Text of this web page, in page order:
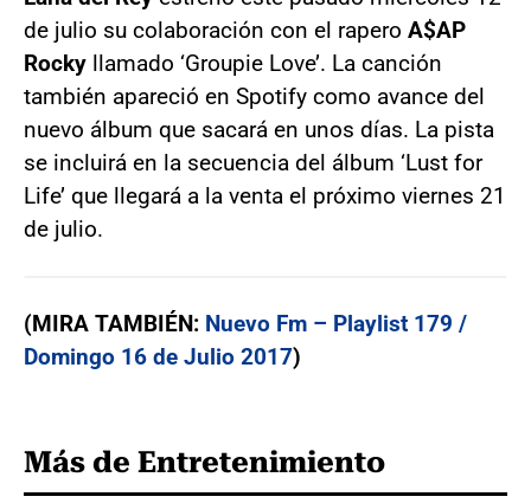
de julio su colaboración con el rapero A$AP
Rocky llamado ‘Groupie Love’. La canción
también apareció en Spotify como avance del
nuevo álbum que sacará en unos días. La pista
se incluirá en la secuencia del álbum ‘Lust for
Life’ que llegará a la venta el próximo viernes 21
de julio.
(MIRA TAMBIÉN: Nuevo Fm – Playlist 179 /
Domingo 16 de Julio 2017)
Más de Entretenimiento